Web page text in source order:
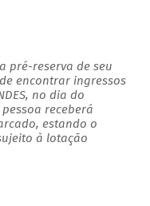
pré-reserva de seu
encontrar ingressos
no dia do
receberá
estando o
à lotação